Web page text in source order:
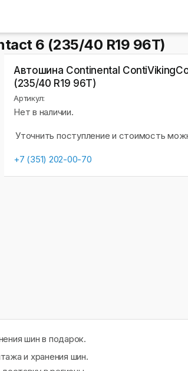
6 (235/40 R19 96T)
Автошина Continental
(235/40 R19 96T)
Артикул:
Нет в наличии.
Уточнить поступление и стоимость
+7 (351) 202-00-70
шин в подарок.
и хранения шин.